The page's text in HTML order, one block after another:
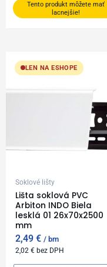
Tento produkt môžete mať
lacnejšie!
LEN NA ESHOPE
Soklové lišty
Lišta soklová PVC
Arbiton INDO Biela
lesklá 01 26x70x2500
mm
2,49€ bm
2,02€ bez DPH